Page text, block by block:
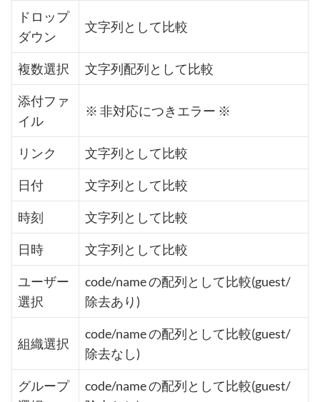
ドロップ
ダウン
文字列として比較
複数選択 文字列配列として比較
添付ファ
イル
※ 非対応につきエラー ※
リンク 文字列として比較
日付 文字列として比較
時刻 文字列として比較
日時 文字列として比較
ユーザー
選択
code/name の配列として比較(guest/
除去あり)
組織選択
code/name の配列として比較(guest/
除去なし)
グループ
code/name の配列として比較(guest/